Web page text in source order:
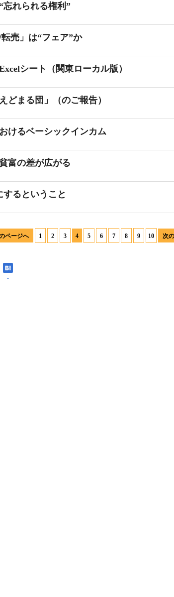
忘れられる権利”
転売」は“フェア”か
シート（関東ローカル版）
どまる団」（のご報告）
けるベーシックインカム
富の差が広がる
るということ
ページへ 1 2 3 4 5 6 7 8 9 10 次
-